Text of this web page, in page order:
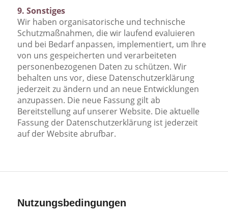
9. Sonstiges
Wir haben organisatorische und technische
Schutzmaßnahmen, die wir laufend evaluieren
und bei Bedarf anpassen, implementiert, um Ihre
von uns gespeicherten und verarbeiteten
personenbezogenen Daten zu schützen. Wir
behalten uns vor, diese Datenschutzerklärung
jederzeit zu ändern und an neue Entwicklungen
anzupassen. Die neue Fassung gilt ab
Bereitstellung auf unserer Website. Die aktuelle
Fassung der Datenschutzerklärung ist jederzeit
auf der Website abrufbar.
Nutzungsbedingungen